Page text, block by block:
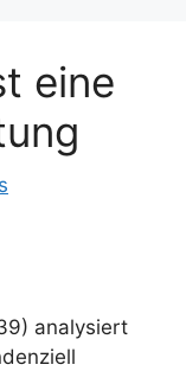
eine
analysiert